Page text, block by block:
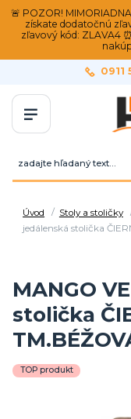
🚨 POZOR!
získate dodatočnú
zľavový kód: ZLAVA4
0911
Úvod Stoly a stoličky
jedálenská stolička
MANGO
stolička
TOP produkt